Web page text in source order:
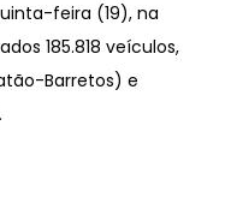
feira (19), na
185.818 veículos,
Barretos) e